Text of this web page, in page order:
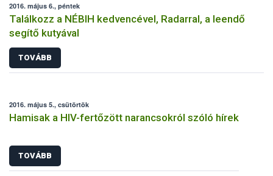
2016. május 6., péntek
Találkozz a NÉBIH kedvencével, Radarral, a leendő
segítő kutyával
TOVÁBB
2016. május 5., csütörtök
Hamisak a HIV-fertőzött narancsokról szóló hírek
TOVÁBB